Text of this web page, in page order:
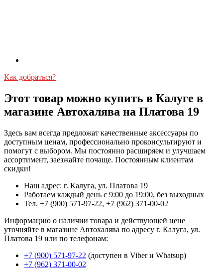
Как добраться?
Этот товар можно купить в Калуге в
магазине Автохалява на Платова 19
Здесь вам всегда предложат качественные аксессуары по
доступным ценам, профессионально проконсультируют и
помогут с выбором. Мы постоянно расширяем и улучшаем
ассортимент, заезжайте почаще. Постоянным клиентам
скидки!
Наш адрес: г. Калуга, ул. Платова 19
Работаем каждый день с 9:00 до 19:00, без выходных
Тел. +7 (900) 571-97-22, +7 (962) 371-00-02
Информацию о наличии товара и действующей цене
уточняйте в магазине Автохалява по адресу г. Калуга, ул.
Платова 19 или по телефонам:
+7 (900) 571-97-22 (доступен в Viber и Whatsup)
+7 (962) 371-00-02